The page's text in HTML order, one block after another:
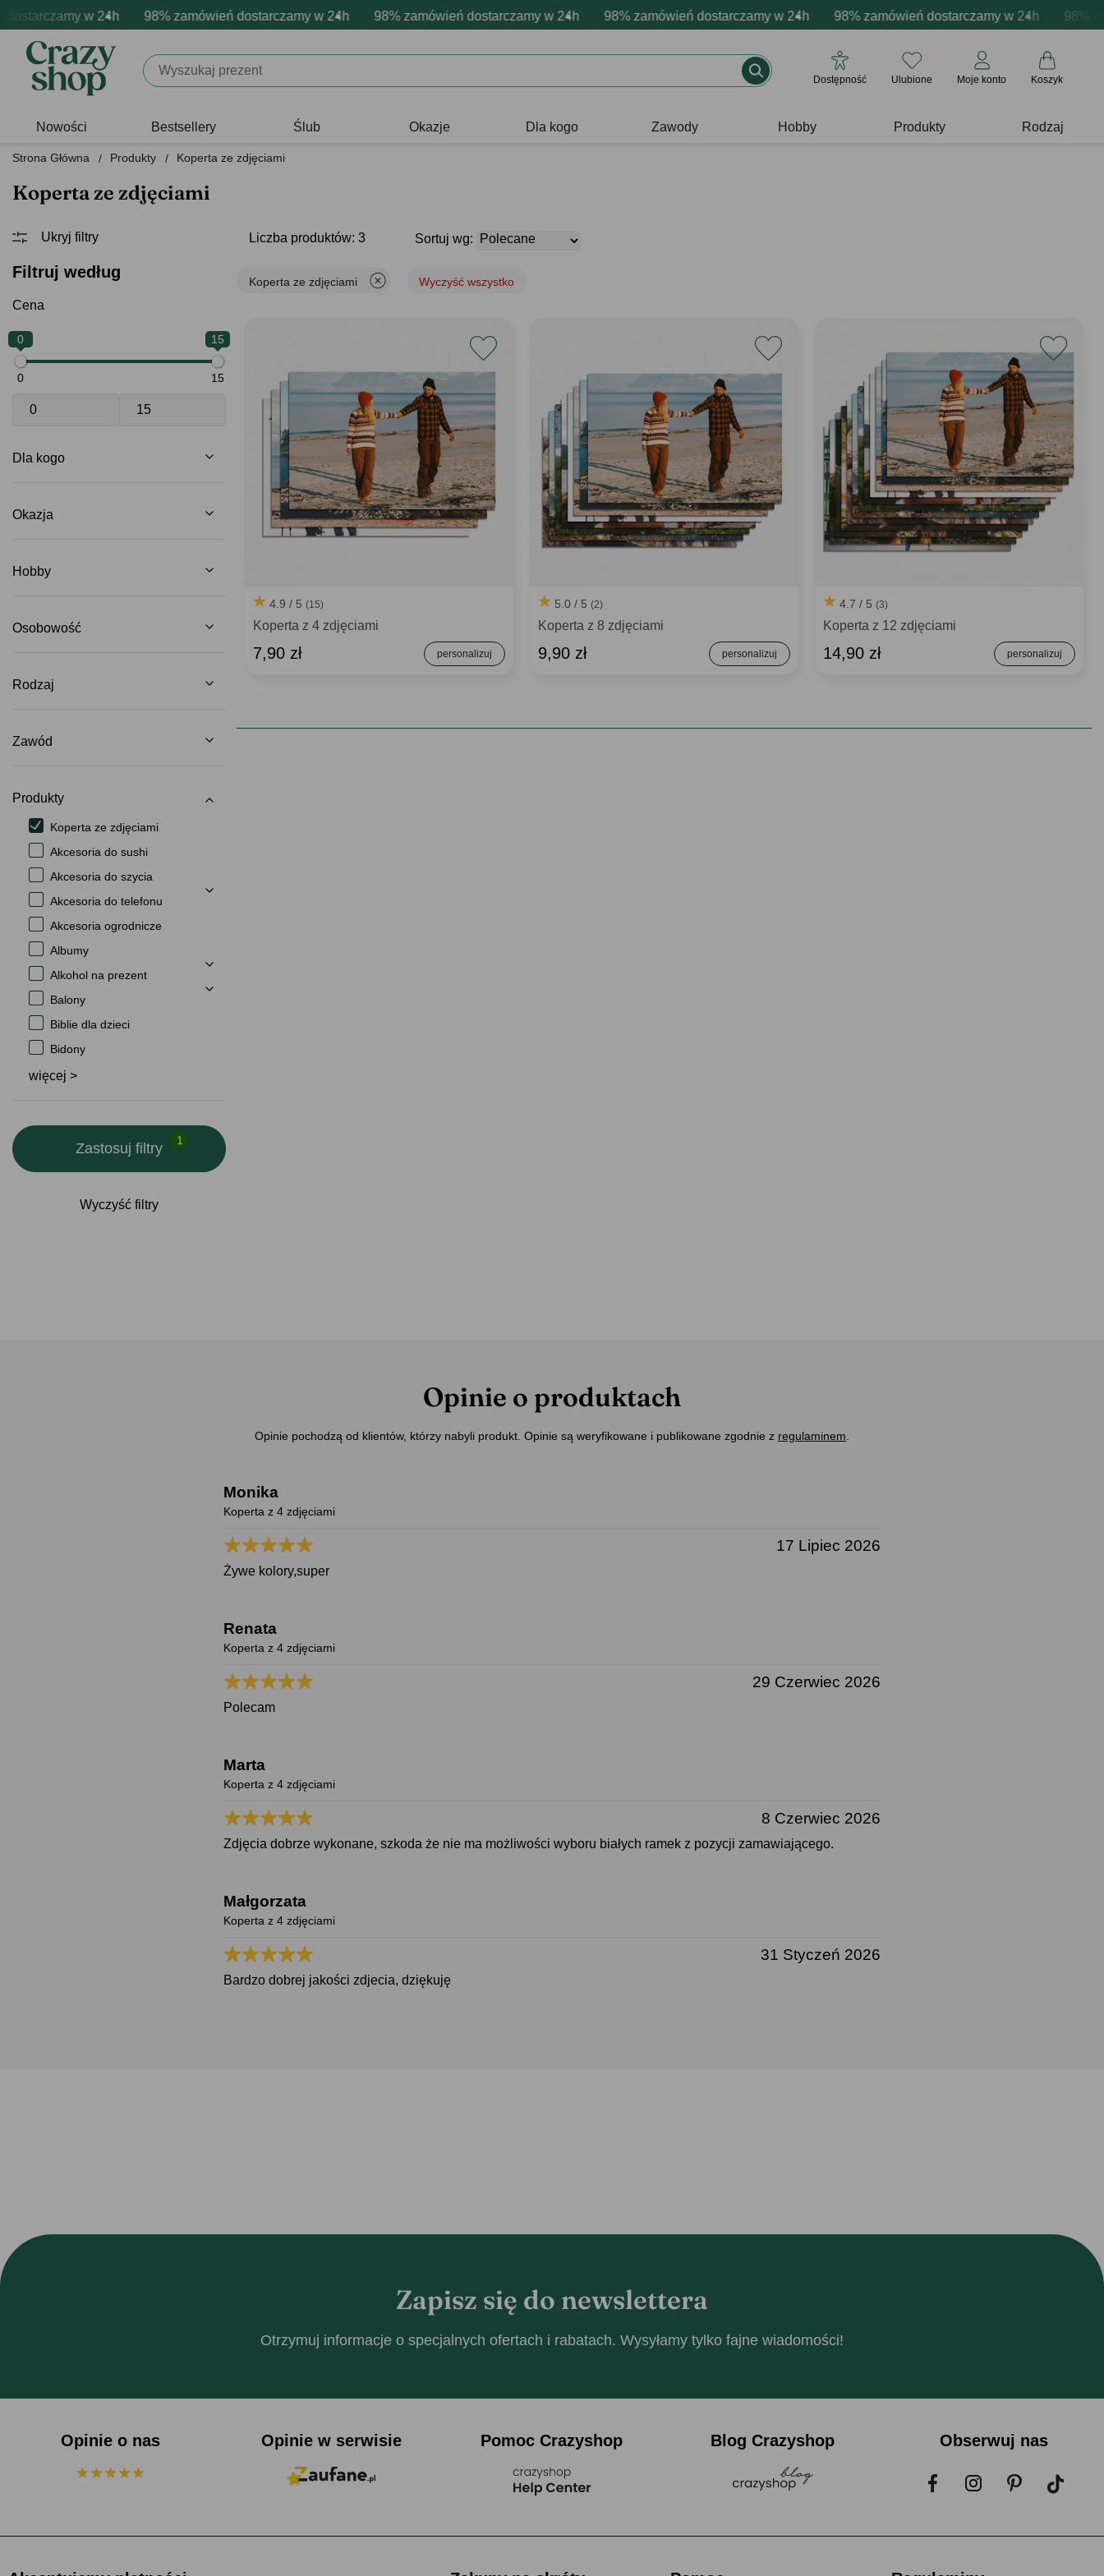
w 24h 98% zamówień dostarczamy w 24h 98% zamówień dostarczamy w 24h 98% zamówień dostarczamy w 24h 98% zamówień dostarczamy w 24h 98%
personalizacja produktów Profesjonalna i darmowa personalizacja produktów Profesjonalna i darmowa personalizacja produktów Profesjonalna i darmowa personalizacja
emocje - zawsze udane prezenty Prezentujemy pozytywne emocje - zawsze udane prezenty Prezentujemy pozytywne emocje - zawsze udane prezenty Prezentujemy
Dostępność Ulubione Moje konto Koszyk
Nowości Bestsellery Ślub Okazje Dla kogo Zawody Hobby Produkty Rodzaj
Strona Główna Produkty Koperta ze zdjęciami
Koperta ze zdjęciami
Liczba produktów: 3 Sortuj wg:
Filtruj według
Cena
0 15
0 15
Dla kogo
Okazja
Hobby
Osobowość
Rodzaj
Zawód
Produkty
Koperta ze zdjęciami
Akcesoria do sushi
Akcesoria do szycia
Akcesoria do telefonu
Akcesoria ogrodnicze
Albumy
Alkohol na prezent
Balony
Biblie dla dzieci
Bidony
więcej >
Zastosuj filtry
Wyczyść filtry
Koperta ze zdjęciami Wyczyść wszystko
4.9 / 5(15)
Koperta z 4 zdjęciami
7,90 zł
5.0 / 5 (2)
Koperta z 8 zdjęciami
9,90 zł
4.7 / 5 (3)
Koperta z 12 zdjęciami
14,90 zł
Opinie o produktach
Opinie pochodzą od klientów, którzy nabyli produkt. Opinie są weryfikowane i publikowane zgodnie z regulaminem
Koperta z 4 zdjęciami
Monika
17 Lipiec 2026
Żywe kolory,super
Koperta z 4 zdjęciami
Renata
29 Czerwiec 2026
Polecam
Koperta z 4 zdjęciami
Marta
8 Czerwiec 2026
Zdjęcia dobrze wykonane, szkoda że nie ma możliwości wyboru białych ramek z pozycji zamawiającego.
Koperta z 4 zdjęciami
Małgorzata
31 Styczeń 2026
Bardzo dobrej jakości zdjecia, dziękuję
Zapisz się do newslettera
Otrzymuj informacje o specjalnych ofertach i rabatach. Wysyłamy tylko fajne wiadomości!
Opinie o nas Opinie w serwisie Pomoc Crazyshop Blog Crazyshop Obserwuj nas